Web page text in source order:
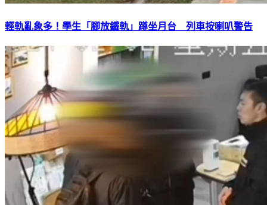
輕軌亂象多！學生「腳放鐵軌」蹲坐月台 列車按喇叭警告